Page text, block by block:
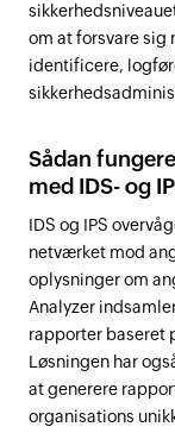
om at forsvare sig
identificere,
Sådan
med IDS- og
IDS og IPS
netværket mod
oplysninger om
Analyzer
rapporter baseret
Løsningen har
at generere
organisations